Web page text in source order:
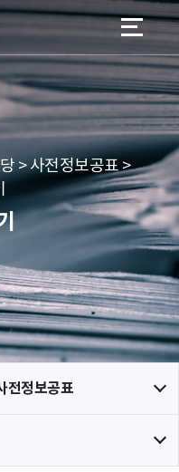
> 사전정보공표 >
전정보공표